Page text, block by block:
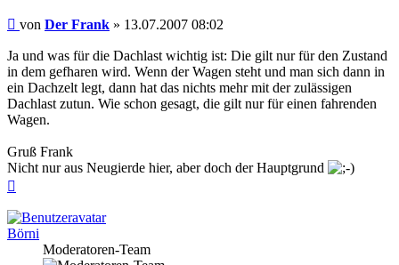
Beitrag
von Der Frank » 13.07.2007 08:02
Ja und was für die Dachlast wichtig ist: Die gilt nur für den Zustand
in dem gefharen wird. Wenn der Wagen steht und man sich dann in
ein Dachzelt legt, dann hat das nichts mehr mit der zulässigen
Dachlast zutun. Wie schon gesagt, die gilt nur für einen fahrenden
Wagen.
Gruß Frank
Nicht nur aus Neugierde hier, aber doch der Hauptgrund
Börni
Moderatoren-Team